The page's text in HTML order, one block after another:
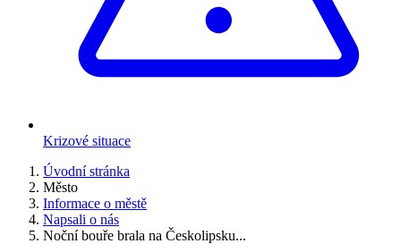
Krizové situace
Úvodní stránka
Město
Informace o městě
Napsali o nás
Noční bouře brala na Českolipsku...